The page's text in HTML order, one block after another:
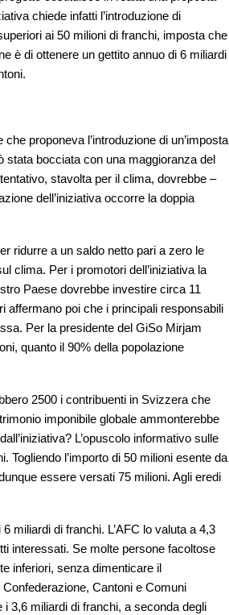
chiede infatti l’introduzione di
ai 50 milioni di franchi, imposta che
è di ottenere un gettito annuo di 6 miliardi
proponeva l’introduzione di un’imposta
stata bocciata con una maggioranza del
stavolta per il clima, dovrebbe –
dell’iniziativa occorre la doppia
ridurre a un saldo netto pari a zero le
clima. Per i promotori dell’iniziativa la
Paese dovrebbe investire circa 11
affermano poi che i principali responsabili
Per la presidente del GiSo Mirjam
quanto il 90% della popolazione
2500 i contribuenti in Svizzera che
imponibile globale ammonterebbe
L’opuscolo informativo sulle
Togliendo l’importo di 50 milioni esente da
essere versati 75 milioni. Agli eredi
miliardi di franchi. L’AFC lo valuta a 4,3
interessati. Se molte persone facoltose
inferiori, senza dimenticare il
Cantoni e Comuni
3,6 miliardi di franchi, a seconda degli